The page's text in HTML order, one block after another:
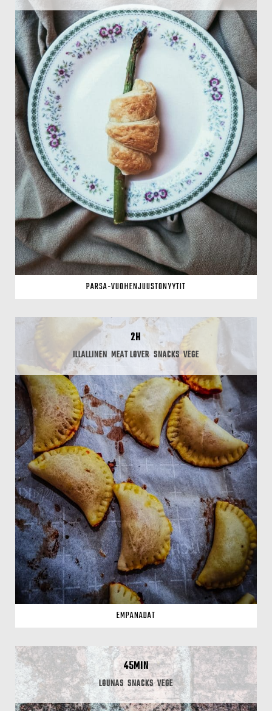
PARSA-VUOHENJUUSTONYYTIT
2H
ILLALLINEN MEAT LOVER SNACKS VEGE
EMPANADAT
45MIN
LOUNAS SNACKS VEGE